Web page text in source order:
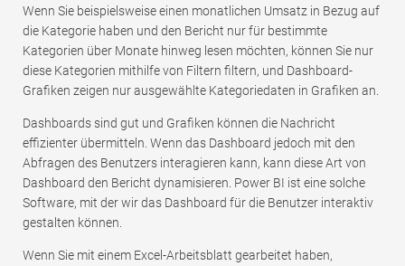
Wenn Sie beispielsweise einen monatlichen Umsatz in Bezug auf
die Kategorie haben und den Bericht nur für bestimmte
Kategorien über Monate hinweg lesen möchten, können Sie nur
diese Kategorien mithilfe von Filtern filtern, und Dashboard-
Grafiken zeigen nur ausgewählte Kategoriedaten in Grafiken an.
Dashboards sind gut und Grafiken können die Nachricht
effizienter übermitteln. Wenn das Dashboard jedoch mit den
Abfragen des Benutzers interagieren kann, kann diese Art von
Dashboard den Bericht dynamisieren. Power BI ist eine solche
Software, mit der wir das Dashboard für die Benutzer interaktiv
gestalten können.
Wenn Sie mit einem Excel-Arbeitsblatt gearbeitet haben,